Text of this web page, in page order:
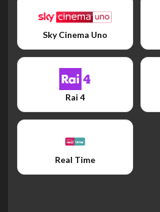
Sky Cinema Uno
Rai 4
Real Time